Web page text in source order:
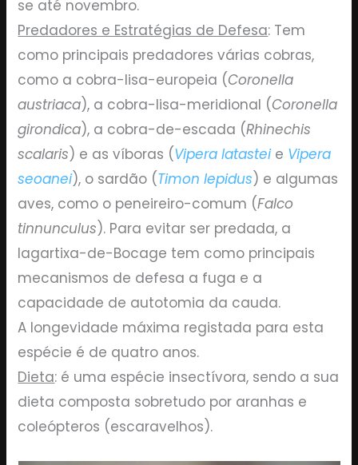
se até novembro.
Predadores e Estratégias de Defesa: Tem
como principais predadores várias cobras,
como a cobra-lisa-europeia (Coronella
austriaca), a cobra-lisa-meridional (Coronella
girondica), a cobra-de-escada (Rhinechis
scalaris) e as víboras (Vipera latasteie Vipera
seoanei), o sardão (Timon lepidus) e algumas
aves, como o peneireiro-comum (Falco
tinnunculus). Para evitar ser predada, a
lagartixa-de-Bocage tem como principais
mecanismos de defesa a fuga e a
capacidade de autotomia da cauda.
A longevidade máxima registada para esta
espécie é de quatro anos.
Dieta: é uma espécie insectívora, sendo a sua
dieta composta sobretudo por aranhas e
coleópteros (escaravelhos).